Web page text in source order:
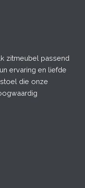
zitmeubel passend
ervaring en liefde
die onze